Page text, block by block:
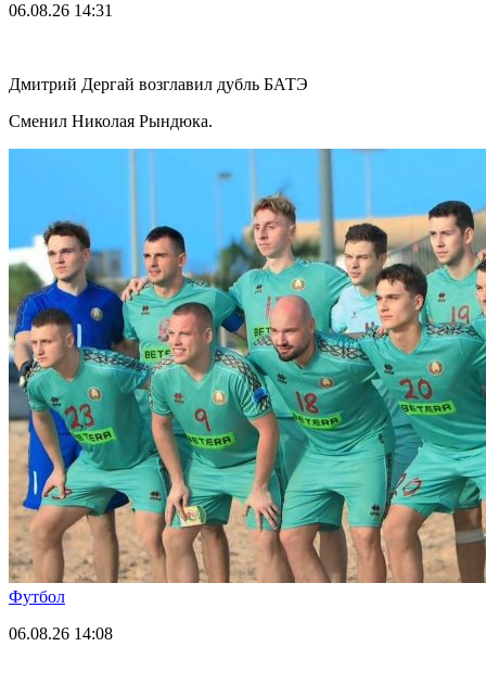
06.08.26 14:31
Дмитрий Дергай возглавил дубль БАТЭ
Сменил Николая Рындюка.
Футбол
06.08.26 14:08